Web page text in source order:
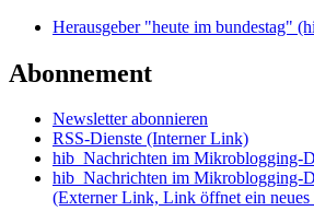
Herausgeber "heute im bundestag"
Abonnement
Newsletter abonnieren
RSS-Dienste (Interner Link)
hib_Nachrichten im Mikroblogging-
hib_Nachrichten im Mikroblogging-
(Externer Link, Link öffnet ein neues